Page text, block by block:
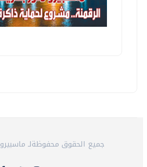
© 2026 جميع الحقوق محفوظةلـ ماسبيرو